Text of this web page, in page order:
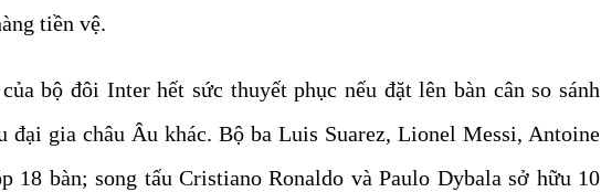
tiền vệ.
bộ đôi Inter hết sức thuyết phục nếu đặt lên bàn cân so sánh
đại gia châu Âu khác. Bộ ba Luis Suarez, Lionel Messi, Antoine
18 bàn; song tấu Cristiano Ronaldo và Paulo Dybala sở hữu 10